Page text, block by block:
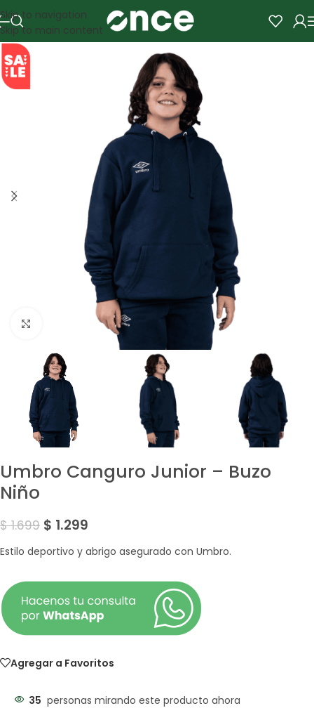
Skip to navigation
Skip to main content
SALE
Amplía la Imagen
Umbro Canguro Junior – Buzo
Niño
$1.699 $ 1.299
Estilo deportivo y abrigo asegurado con Umbro.
Agregar a Favoritos
35 personas mirando este producto ahora